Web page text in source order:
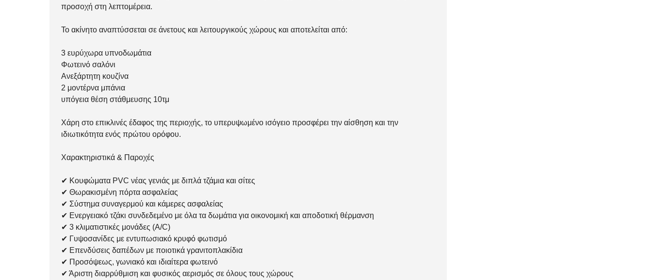
προσοχή στη λεπτομέρεια.
Το ακίνητο αναπτύσσεται σε άνετους και λειτουργικούς χώρους και αποτελείται από:
3 ευρύχωρα υπνοδωμάτια
Φωτεινό σαλόνι
Ανεξάρτητη κουζίνα
2 μοντέρνα μπάνια
υπόγεια θέση στάθμευσης 10τμ
Χάρη στο επικλινές έδαφος της περιοχής, το υπερυψωμένο ισόγειο προσφέρει την αίσθηση και την
ιδιωτικότητα ενός πρώτου ορόφου.
Χαρακτηριστικά & Παροχές
✔ Κουφώματα PVC νέας γενιάς με διπλά τζάμια και σίτες
✔ Θωρακισμένη πόρτα ασφαλείας
✔ Σύστημα συναγερμού και κάμερες ασφαλείας
✔ Ενεργειακό τζάκι συνδεδεμένο με όλα τα δωμάτια για οικονομική και αποδοτική θέρμανση
✔ 3 κλιματιστικές μονάδες (A/C)
✔ Γυψοσανίδες με εντυπωσιακό κρυφό φωτισμό
✔ Επενδύσεις δαπέδων με ποιοτικά γρανιτοπλακίδια
✔ Προσόψεως, γωνιακό και ιδιαίτερα φωτεινό
✔ Άριστη διαρρύθμιση και φυσικός αερισμός σε όλους τους χώρους